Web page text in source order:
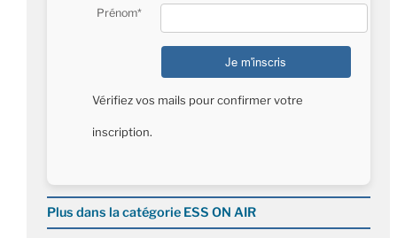
Prénom*
Vérifiez vos mails pour confirmer votre
inscription.
Plus dans la catégorie ESS ON AIR